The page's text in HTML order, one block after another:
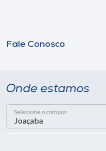
Fale Conosco
Onde estamos
Selecione o campus